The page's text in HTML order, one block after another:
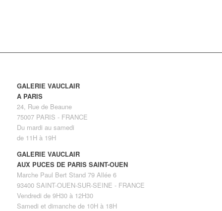
GALERIE VAUCLAIR
A PARIS
24, Rue de Beaune
75007 PARIS - FRANCE
Du mardi au samedi
de 11H à 19H
GALERIE VAUCLAIR
AUX PUCES DE PARIS SAINT-OUEN
Marche Paul Bert Stand 79 Allée 6
93400 SAINT-OUEN-SUR-SEINE - FRANCE
Vendredi de 9H30 à 12H30
Samedi et dimanche de 10H à 18H